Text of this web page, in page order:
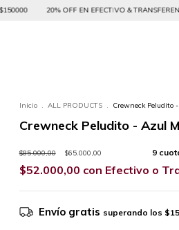
& TRANSFERENCIA / HASTA 9 CUOTAS
Inicio . ALL PRODUCTS . Crewneck Peludito
Crewneck Peludito - Azul
$85.000,00 $65.000,00 9
$52.000,00 con Efectivo o
Envío gratis superando los